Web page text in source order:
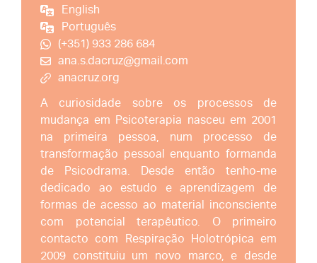
English
Português
(+351) 933 286 684
ana.s.dacruz@gmail.com
anacruz.org
A curiosidade sobre os processos de
mudança em Psicoterapia nasceu em 2001
na primeira pessoa, num processo de
transformação pessoal enquanto formanda
de Psicodrama. Desde então tenho-me
dedicado ao estudo e aprendizagem de
formas de acesso ao material inconsciente
com potencial terapêutico. O primeiro
contacto com Respiração Holotrópica em
2009 constituiu um novo marco, e desde